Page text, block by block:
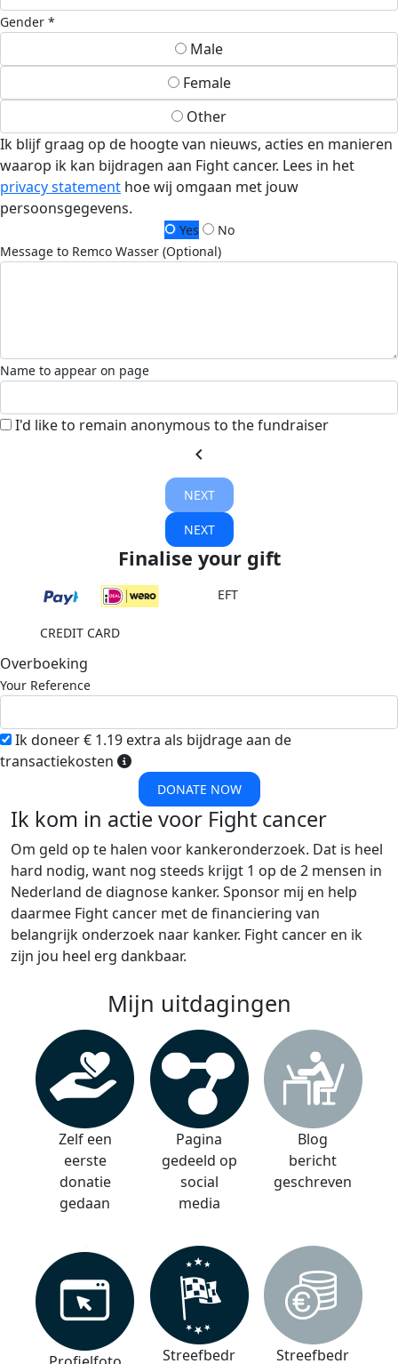
Gender *
Male
Female
Other
Ik blijf graag op de hoogte van nieuws, acties en manieren
waarop ik kan bijdragen aan Fight cancer. Lees in het
privacy statement hoe wij omgaan met jouw
persoonsgegevens.
Yes
No
Message to Remco Wasser (Optional)
Name to appear on page
I'd like to remain anonymous to the fundraiser
chevron_left
NEXT
NEXT
Finalise your gift
EFT
CREDIT CARD
Overboeking
Your Reference
Ik doneer € 1.19 extra als bijdrage aan de
transactiekosten
DONATE NOW
Ik kom in actie voor Fight cancer
Om geld op te halen voor kankeronderzoek. Dat is heel
hard nodig, want nog steeds krijgt 1 op de 2 mensen in
Nederland de diagnose kanker. Sponsor mij en help
daarmee Fight cancer met de financiering van
belangrijk onderzoek naar kanker. Fight cancer en ik
zijn jou heel erg dankbaar.
Mijn uitdagingen
Zelf een
eerste
donatie
gedaan
Pagina
gedeeld op
social
media
Blog
bericht
geschreven
Streefbedr Streefbedr